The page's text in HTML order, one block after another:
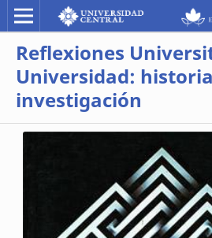
Reflexiones
Universidad:
investigación